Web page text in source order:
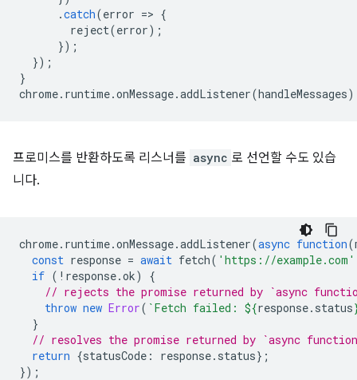
.catch(error => {
reject(error);
});
});
}
chrome. runtime.onMessage.addListener(handleMessages
프로미스를 반환하도록 리스너를 async 로 선언할 수도 있습
니다.
chrome. runtime.onMessage.addListener(async function(
const response = await fetch( 'https://example.com'
if ( ! response.ok)
{
// rejects the promise returned by `async
throw new Error( `Fetch failed: ${response. status
}
// resolves the promise returned by `async
return {statusCode : response. status};
});